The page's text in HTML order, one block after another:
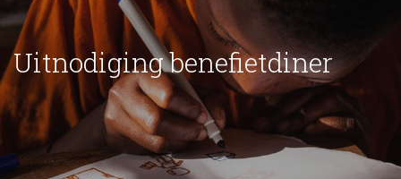
Uitnodiging benefietdiner